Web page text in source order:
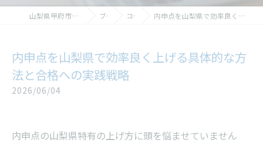
山梨県甲府市の塾ならライト学習塾 ブログ コラム 内申点を山梨県で効率良く上げる具体的な方法と合格への実践戦略
内申点を山梨県で効率良く上げる具体的な方
法と合格への実践戦略
2026/06/04
内申点の山梨県特有の上げ方に頭を悩ませていません